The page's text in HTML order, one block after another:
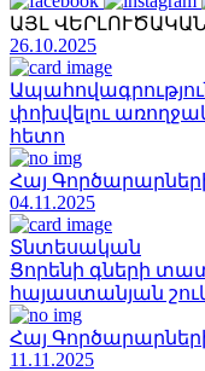
ԱՅԼ
26.10.2025
փոխվելու
հետո
Հայ
04.11.2025
Տնտեսական
Ցորենի գների
հայաստանյան
Հայ
11.11.2025